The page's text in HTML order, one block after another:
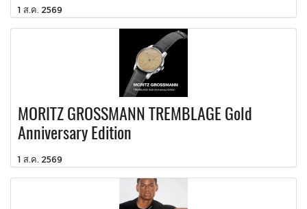
1 ส.ค. 2569
MORITZ GROSSMANN TREMBLAGE Gold
Anniversary Edition
1 ส.ค. 2569